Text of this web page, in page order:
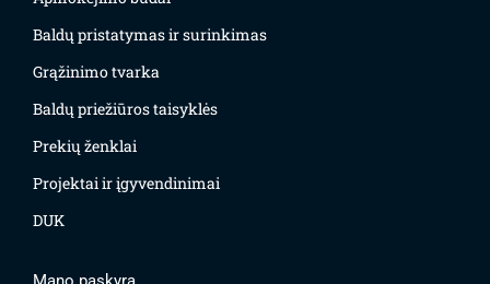
Baldų pristatymas ir surinkimas
Grąžinimo tvarka
Baldų priežiūros taisyklės
Prekių ženklai
Projektai ir įgyvendinimai
DUK